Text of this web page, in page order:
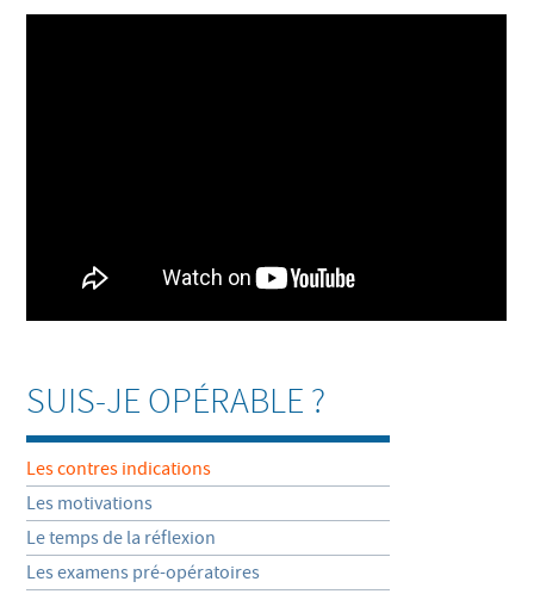
SUIS-JE OPÉRABLE ?
Les contres indications
Les motivations
Le temps de la réflexion
Les examens pré-opératoires